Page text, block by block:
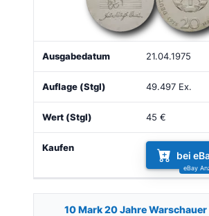
21.04.1975
49.497 Ex.
45 €
bei
10 Mark 20 Jahre